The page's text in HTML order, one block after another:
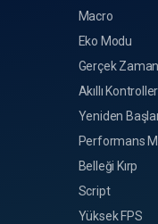
Macro
Eko Modu
Gerçek
Akıllı Kontroller
Yeniden
Performans
Belleği Kırp
Script
Yüksek FPS